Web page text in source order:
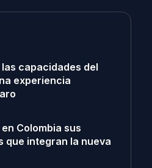
capacidades del
experiencia
Colombia sus
que integran la nueva